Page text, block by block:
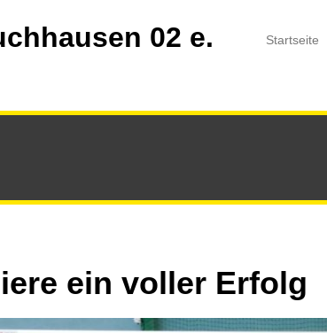
02 e.
Startseite
ein voller Erfolg